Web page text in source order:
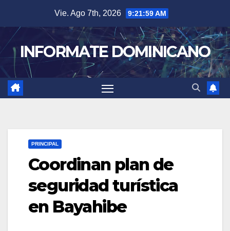
content
Vie. Ago 7th, 2026 9:22:00 AM
INFORMATE DOMINICANO
PRINCIPAL
Coordinan plan de
seguridad turística
en Bayahibe